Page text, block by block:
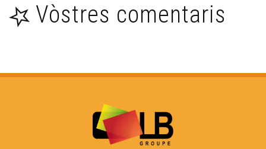
Vitatges de Juranson en Hèsta - Eveniments
Jean dans Lassalle - Eveniments
Vòstres comentaris